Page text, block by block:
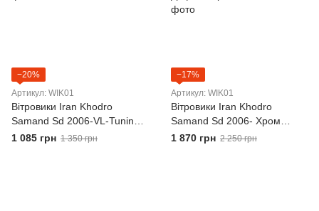
−20%
Артикул: WIK01
Вітровики Iran Khodro
Samand Sd 2006-VL-Tuning
Дефлектори вікон
1 085 грн 1 350 грн
−17%
Артикул: WIK01
Вітровики Iran Khodro
Samand Sd 2006- Хром
модинг VL-Tuning
1 870 грн 2 250 грн